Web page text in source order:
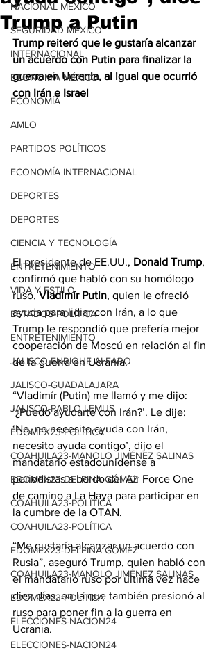
NACIONAL MÉXICO
SEGURIDAD MÉXICO
INTERNACIONAL
ECONOMÍA MÉXICO
ECONOMÍA
AMLO
PARTIDOS POLÍTICOS
ECONOMÍA INTERNACIONAL
DEPORTES
DEPORTES
CIENCIA Y TECNOLOGÍA
ENTRETENIMIENTO
VIDA Y ESTILO
ESTADOS-POLÍTICA
ENTRETENIMIENTO
JALISCO-ENRIQUE ALFARO
JALISCO-GUADALAJARA
JALISCO-PABLO LEMUS
EDOMEX23-POLÍTICA
COAHUILA23-MANOLO JIMÉNEZ SALINAS
EDOMEX23-DELFINA GÓMEZ
COAHUILA23-POLÍTICA
COAHUILA23-POLÍTICA
EDOMEX23-DELFINA GÓMEZ
COAHUILA23-MANOLO JIMÉNEZ SALINAS
EDOMEX23-POLÍTICA
ELECCIONES-NACION24
ELECCIONES-NACION24
Trump a Putin
Trump reiteró que le gustaría alcanzar
un acuerdo con Putin para finalizar la
guerra en Ucrania, al igual que ocurrió
con Irán e Israel
El presidente de EE.UU., Donald Trump,
confirmó que habló con su homólogo
ruso, Vladimír Putin, quien le ofreció
ayuda para lidiar con Irán, a lo que
Trump le respondió que prefería mejor
cooperación de Moscú en relación al fin
de la guerra en Ucrania.
“Vladimír (Putin) me llamó y me dijo:
‘¿Puedo ayudarte con Irán?’. Le dije:
‘No, no necesito ayuda con Irán,
necesito ayuda contigo’, dijo el
mandatario estadounidense a
periodistas a bordo del Air Force One
de camino a La Haya para participar en
la cumbre de la OTAN.
“Me gustaría alcanzar un acuerdo con
Rusia”, aseguró Trump, quien habló con
el mandatario ruso por última vez hace
diez días, en la que también presionó al
ruso para poner fin a la guerra en
Ucrania.